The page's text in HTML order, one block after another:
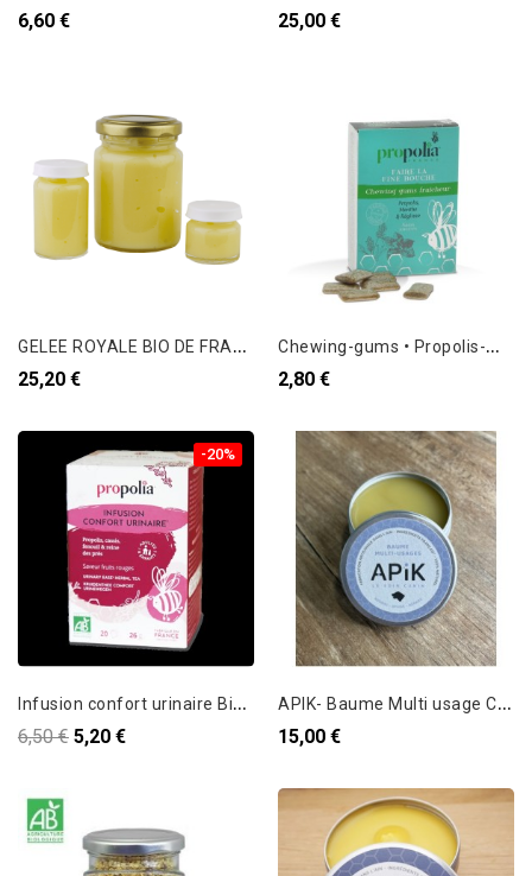
6,60 € 25,00 €
G
ELEE ROYALE BIO DE FRANCE 10g
25,20 €
C
hewing-gums • Propolis-Menthe
2,80 €
-20%
I
nfusion confort urinaire Bio Propolis & Plantes
6,50 € 5,20 €
A
PIK- Baume Multi usage Canin - 50 ml
15,00 €